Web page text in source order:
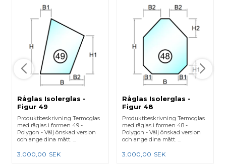
Råglas Isolerglas -
Figur 49
Produktbeskrivning Termoglas
med råglas i formen 49 -
Polygon - Välj önskad version
och ange dina mått. ...
3.000,00 SEK
Råglas Isolerglas -
Figur 48
Produktbeskrivning Termoglas
med råglas i formen 48 -
Polygon - Välj önskad version
och ange dina mått. ...
3.000,00 SEK